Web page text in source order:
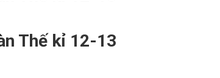
Thế kỉ 12-13